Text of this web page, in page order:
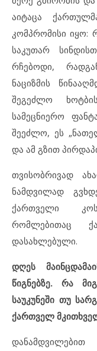
აიტაცა
კომპრომისი იყო:
საკუთარ
რჩებოდი,
ნაციზმის
შეგეძლო
სამეცნიერო
შეეძლო, ეს
და ამ გზით
თვისობრივად
ნამდვილად
ქართველი
რომლებითაც
დასახლებული.
დღეს
წიგნებზე. რა
საუკუნეში თუ
ქართველ